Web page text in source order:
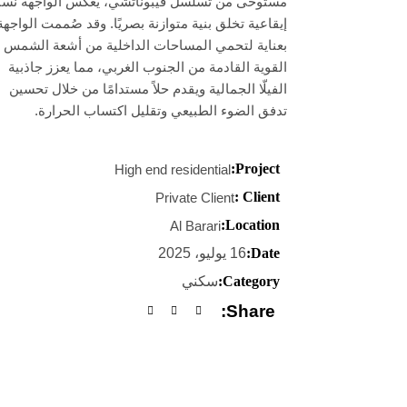
إيقاعية تخلق بنية متوازنة بصريًا. وقد صُممت
بعناية لتحمي المساحات الداخلية من أشعة الشمس
القوية القادمة من الجنوب الغربي، مما يعزز جاذبية
الفيلّا الجمالية ويقدم حلاً مستدامًا من خلال تحسين
تدفق الضوء الطبيعي وتقليل اكتساب الحرارة.
Project:
High end residential
Client :
Private Client
Location:
Al Barari
Date: 16 يوليو، 2025
Category: سكني
Share: